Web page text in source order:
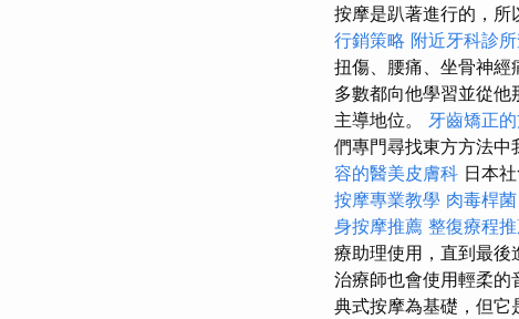
按摩是趴著進行的，所
行銷策略 附近牙科診
扭傷、腰痛、坐骨神
多數都向他學習並從他
主導地位。 牙齒矯正
們專門尋找東方方法中
容的醫美皮膚科 日本
按摩專業教學 肉毒桿菌
身按摩推薦 整復療程
療助理使用，直到最後
治療師也會使用輕柔
典式按摩為基礎，但它